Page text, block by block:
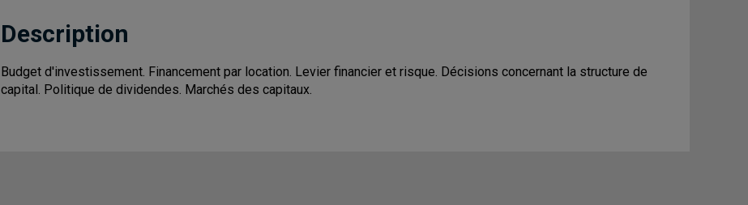
Description
Budget d'investissement. Financement par location. Levier financier et risque. Décisions concernant la structure de
capital. Politique de dividendes. Marchés des capitaux.